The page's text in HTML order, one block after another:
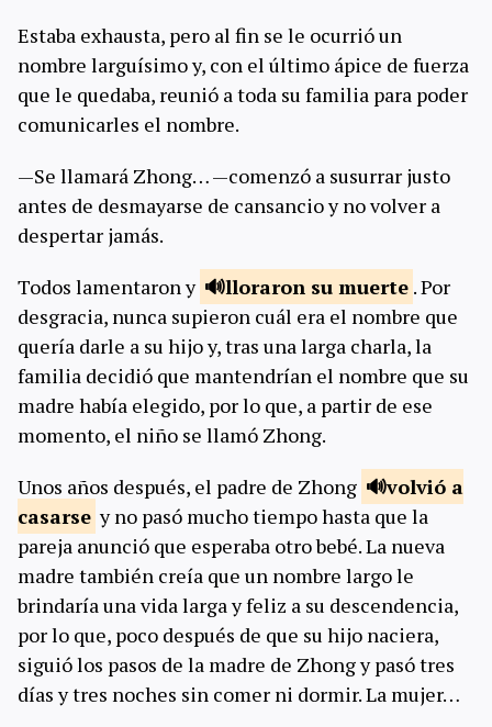
Estaba exhausta, pero al fin se le ocurrió un
nombre larguísimo y, con el último ápice de fuerza
que le quedaba, reunió a toda su familia para poder
comunicarles el nombre.
—Se llamará Zhong… —comenzó a susurrar justo
antes de desmayarse de cansancio y no volver a
despertar jamás.
Todos lamentaron y
lloraron su muerte . Por
desgracia, nunca supieron cuál era el nombre que
quería darle a su hijo y, tras una larga charla, la
familia decidió que mantendrían el nombre que su
madre había elegido, por lo que, a partir de ese
momento, el niño se llamó Zhong.
Unos años después, el padre de Zhong
volvió a
casarse y no pasó mucho tiempo hasta que la
pareja anunció que esperaba otro bebé. La nueva
madre también creía que un nombre largo le
brindaría una vida larga y feliz a su descendencia,
por lo que, poco después de que su hijo naciera,
siguió los pasos de la madre de Zhong y pasó tres
días y tres noches sin comer ni dormir. La mujer…